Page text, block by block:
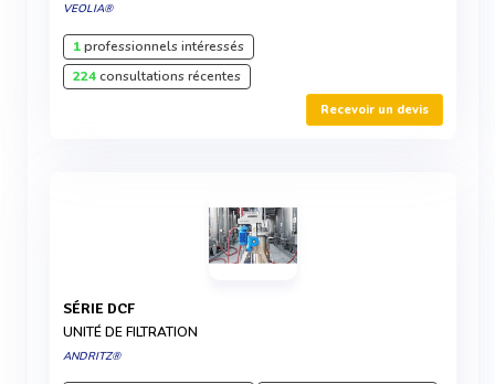
VEOLIA®
1professionnels intéressés
224consultations récentes
Recevoir un devis
SÉRIE DCF
UNITÉ DE FILTRATION
ANDRITZ®